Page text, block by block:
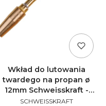
Wkład do lutowania
twardego na propan ø
12mm Schweisskraft -
1711407
PRODUCENT
SCHWEISSKRAFT